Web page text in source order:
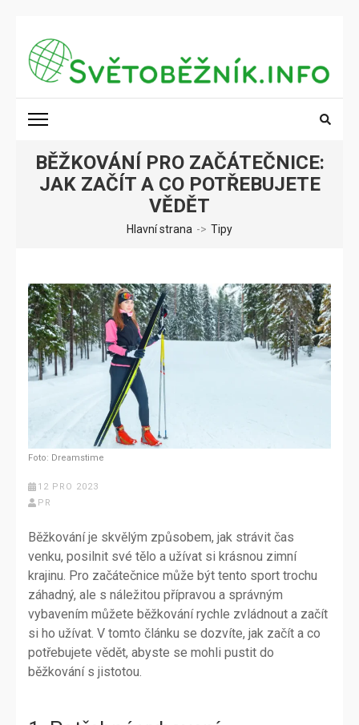
obsah
(stiskněte
Enter)
SVĚTOBĚŽNÍK.INFO
BĚŽKOVÁNÍ PRO ZAČÁTEČNICE:
JAK ZAČÍT A CO POTŘEBUJETE
VĚDĚT
Hlavní strana -> Tipy
Foto: Dreamstime
12 PRO 2023
PR
Běžkování je skvělým způsobem, jak strávit čas
venku, posilnit své tělo a užívat si krásnou zimní
krajinu. Pro začátečnice může být tento sport trochu
záhadný, ale s náležitou přípravou a správným
vybavením můžete běžkování rychle zvládnout a začít
si ho užívat. V tomto článku se dozvíte, jak začít a co
potřebujete vědět, abyste se mohli pustit do
běžkování s jistotou.